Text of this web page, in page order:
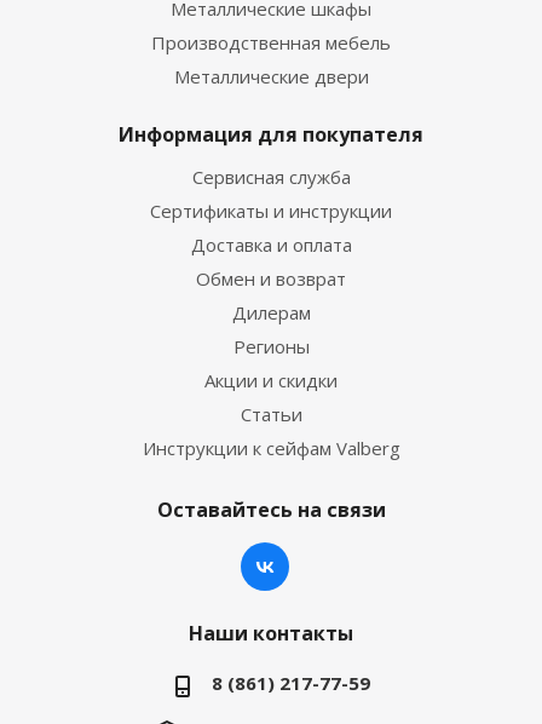
Металлические шкафы
Производственная мебель
Металлические двери
Информация для покупателя
Сервисная служба
Сертификаты и инструкции
Доставка и оплата
Обмен и возврат
Дилерам
Регионы
Акции и скидки
Статьи
Инструкции к сейфам Valberg
Оставайтесь на связи
Наши контакты
8 (861) 217-77-59